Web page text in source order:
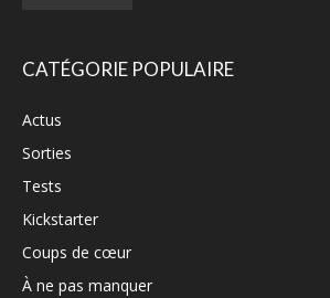
CATÉGORIE POPULAIRE
Actus
Sorties
Tests
Kickstarter
Coups de cœur
À ne pas manquer